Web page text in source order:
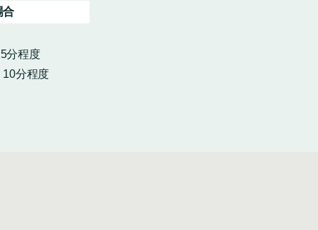
合
分程度
10分程度